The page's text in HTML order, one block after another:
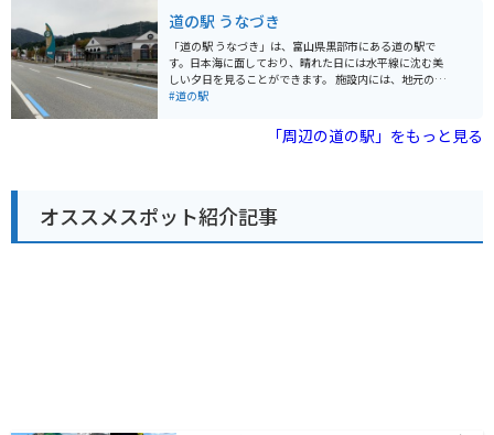
できる「魚津港」や、温泉施設もあります。道の駅を拠
点に、富山湾の魅力を満喫してみてください。
介類を使った料理が楽しめるレストラン「漁師の店 きじ
ま」も人気です。バイクで訪れる場合、道の駅には広い
駐車場が完備されているので安心です。富山湾の絶景を
眺めながら、地元の美味しいものを堪能してみてはいか
がでしょうか。 黒部市は、黒部峡谷や宇奈月温泉など、
道の駅 うなづき
「道の駅 うなづき」は、富山県黒部市にある道の駅で
す。日本海に面しており、晴れた日には水平線に沈む美
しい夕日を見ることができます。 施設内には、地元の新
鮮な魚介類を販売する「魚々の駅」、地元産の野菜や特
ストランでは、新鮮な海の幸を使った料理を楽しむこと
ができ、特に、紅ズワイガニを使った「紅ズワイガニ
最適です。 周辺には、魚介類を扱う飲食店が多く、新鮮
な海の幸を味わいたい方におすすめです。また、道の駅
から車で約10分の場所にある「生地海岸」は、海水浴や
#道の駅
「周辺の道の駅」をもっと見る
オススメスポット紹介記事